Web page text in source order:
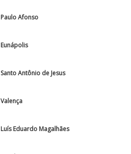
Afonso
Antônio de Jesus
Eduardo Magalhães